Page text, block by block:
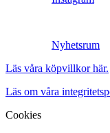
Nyhetsrum
Läs våra köpvillkor här.
Läs om våra
Cookies